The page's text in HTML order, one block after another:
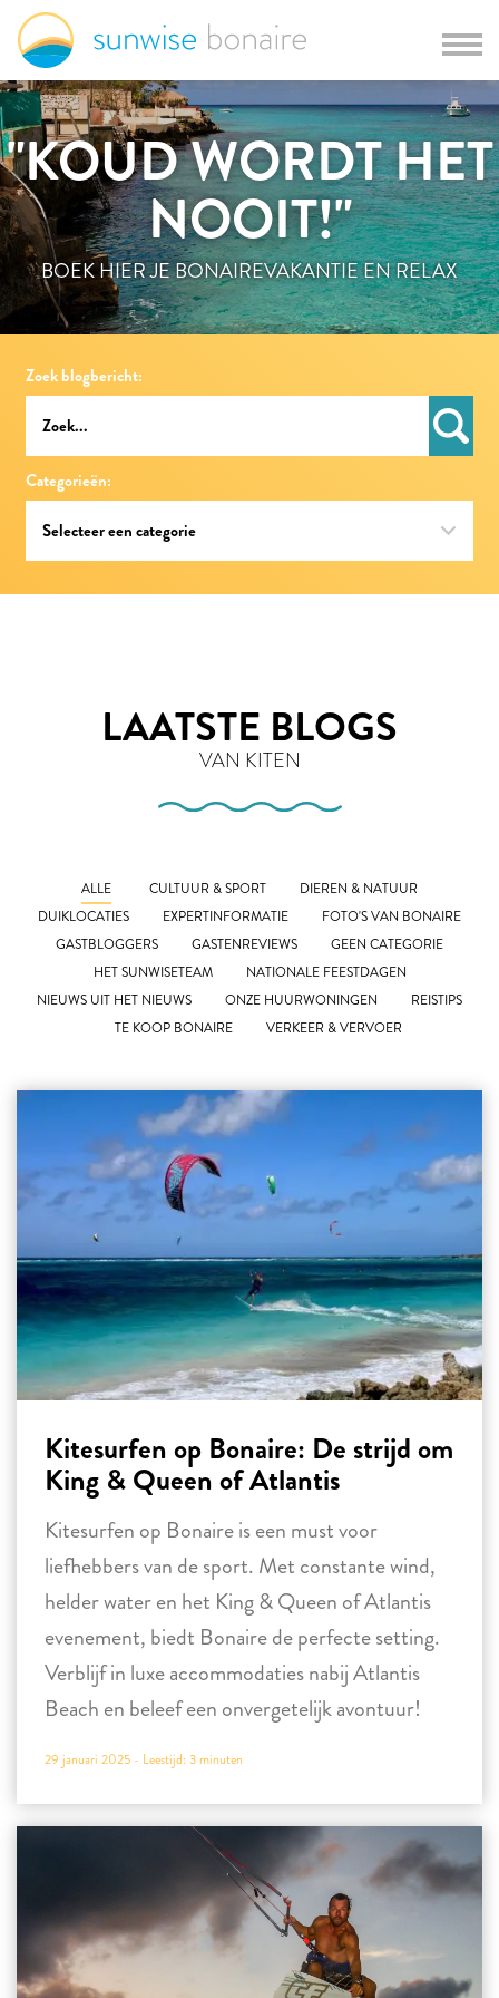
"KOUD WORDT HET
NOOIT!"
BOEK HIER JE BONAIREVAKANTIE EN RELAX
Zoek blogbericht:
Categorieën:
LAATSTE BLOGS
VAN KITEN
ALLE CULTUUR & SPORT
DIEREN & NATUUR
DUIKLOCATIES
EXPERTINFORMATIE
FOTO'S VAN BONAIRE
GASTBLOGGERS
GASTENREVIEWS
GEEN CATEGORIE
HET SUNWISETEAM
NATIONALE FEESTDAGEN
NIEUWS UIT HET NIEUWS
ONZE HUURWONINGEN
REISTIPS
TE KOOP BONAIRE
VERKEER & VERVOER
Kitesurfen op Bonaire: De strijd om
King & Queen of Atlantis
Kitesurfen op Bonaire is een must voor
liefhebbers van de sport. Met constante wind,
helder water en het King & Queen of Atlantis
evenement, biedt Bonaire de perfecte setting.
Verblijf in luxe accommodaties nabij Atlantis
Beach en beleef een onvergetelijk avontuur!
29 januari 2025 - Leestijd: 3minuten